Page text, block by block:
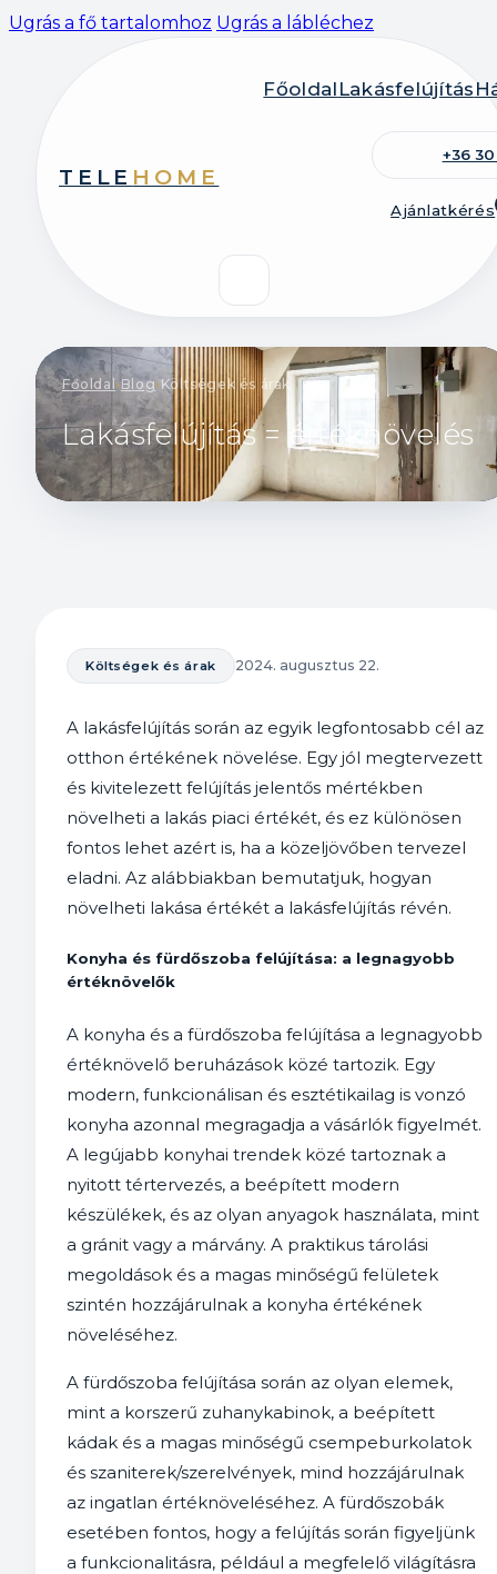
Ugrás a fő tartalomhoz Ugrás a lábléchez
TELE HOME
Főoldal Lakásfelújítás
+36
Ajánlatkérés
Főoldal›Blog› Költségek és árak
Lakásfelújítás = értéknövelés
Költségek és árak 2024. augusztus 22.
A lakásfelújítás során az egyik legfontosabb cél az
otthon értékének növelése. Egy jól megtervezett
és kivitelezett felújítás jelentős mértékben
növelheti a lakás piaci értékét, és ez különösen
fontos lehet azért is, ha a közeljövőben tervezel
eladni. Az alábbiakban bemutatjuk, hogyan
növelheti lakása értékét a lakásfelújítás révén.
Konyha és fürdőszoba felújítása: a legnagyobb
értéknövelők
A konyha és a fürdőszoba felújítása a legnagyobb
értéknövelő beruházások közé tartozik. Egy
modern, funkcionálisan és esztétikailag is vonzó
konyha azonnal megragadja a vásárlók figyelmét.
A legújabb konyhai trendek közé tartoznak a
nyitott tértervezés, a beépített modern
készülékek, és az olyan anyagok használata, mint
a gránit vagy a márvány. A praktikus tárolási
megoldások és a magas minőségű felületek
szintén hozzájárulnak a konyha értékének
növeléséhez.
A fürdőszoba felújítása során az olyan elemek,
mint a korszerű zuhanykabinok, a beépített
kádak és a magas minőségű csempeburkolatok
és szaniterek/szerelvények, mind hozzájárulnak
az ingatlan értéknöveléséhez. A fürdőszobák
esetében fontos, hogy a felújítás során figyeljünk
a funkcionalitásra, például a megfelelő világításra